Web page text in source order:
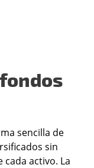
sencilla de
sin
activo. La